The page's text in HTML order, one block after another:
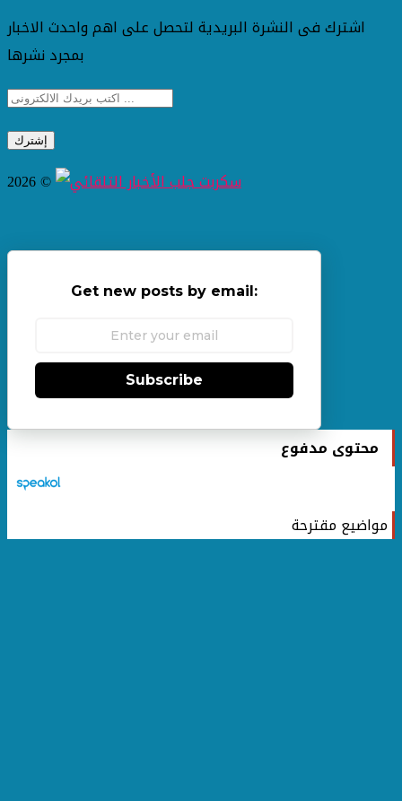
اشترك فى النشرة البريدية لتحصل على اهم واحدث الاخبار
بمجرد نشرها
2026 ©
Get new posts by email:
Subscribe
محتوى مدفوع
مواضيع مقترحة